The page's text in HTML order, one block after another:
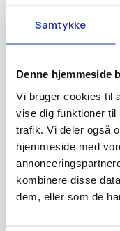
Samtykke
Denne hjemmeside
Vi bruger cookies til
vise dig funktioner
trafik. Vi deler også
hjemmeside med
kombinere disse
dem, eller som de
sider, hvor
Sidetype
vide
Forside
“Er
for